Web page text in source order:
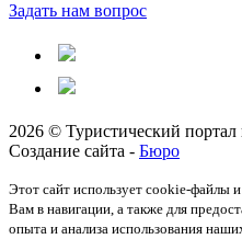
Задать нам вопрос
2026 © Туристический
Создание сайта - Бюро
Этот сайт использует cookie-файлы
Вам в навигации, а также для
опыта и анализа использования